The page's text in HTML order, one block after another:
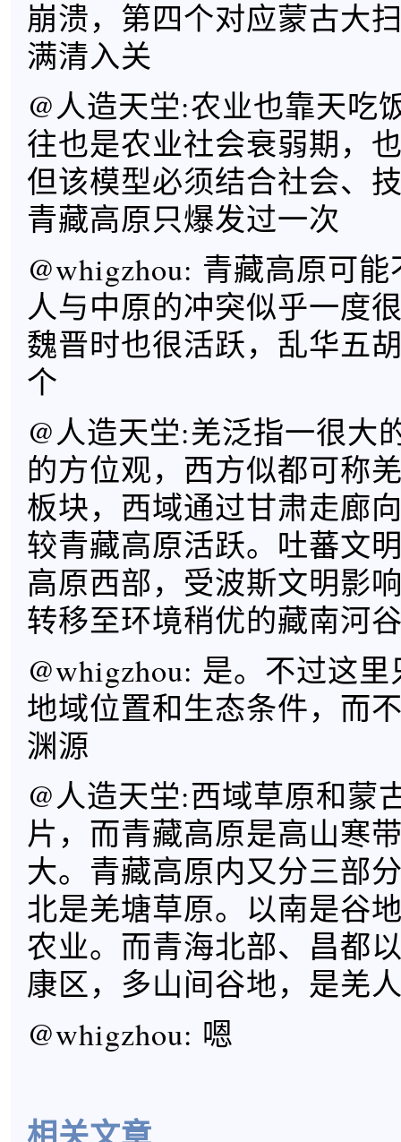
崩溃，第四个对应蒙古大
满清入关
@人造天坣:农业也靠天吃
往也是农业社会衰弱期，
但该模型必须结合社会、
青藏高原只爆发过一次
@whigzhou: 青藏高原可
人与中原的冲突似乎一度
魏晋时也很活跃，乱华五
个
@人造天坣:羌泛指一很大
的方位观，西方似都可称
板块，西域通过甘肃走廊
较青藏高原活跃。吐蕃文
高原西部，受波斯文明影
转移至环境稍优的藏南河
@whigzhou: 是。不过这
地域位置和生态条件，而
渊源
@人造天坣:西域草原和蒙
片，而青藏高原是高山寒
大。青藏高原内又分三部
北是羌塘草原。以南是谷
农业。而青海北部、昌都
康区，多山间谷地，是羌
@whigzhou: 嗯